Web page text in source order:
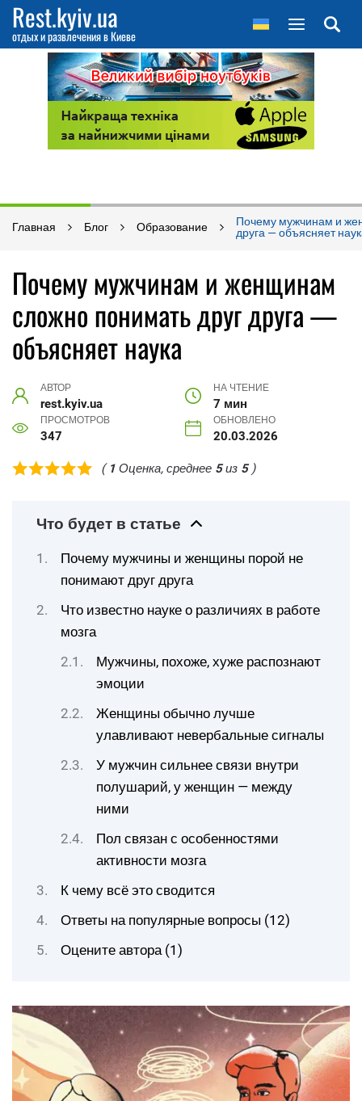
Rest.kyiv.ua
отдых и развлечения в Киеве
Главная Блог Образование
Почему мужчинам и
друга — объясняет
Почему мужчинам и женщинам
сложно понимать друг друга —
объясняет наука
АВТОР
rest.kyiv.ua
НА ЧТЕНИЕ
7 мин
ПРОСМОТРОВ
347
ОБНОВЛЕНО
20.03.2026
( 1 Оценка, среднее 5из 5)
Что будет в статье
Почему мужчины и женщины порой не
понимают друг друга
Что известно науке о различиях в работе
мозга
Мужчины, похоже, хуже распознают
эмоции
Женщины обычно лучше
улавливают невербальные сигналы
У мужчин сильнее связи внутри
полушарий, у женщин — между
ними
Пол связан с особенностями
активности мозга
К чему всё это сводится
Ответы на популярные вопросы (12)
Оцените автора (1)